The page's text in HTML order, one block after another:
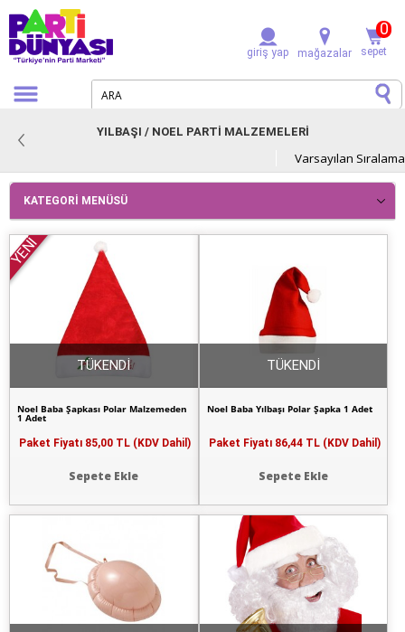
giriş yap mağazalar sepet
0
YILBAŞI / NOEL PARTİ MALZEMELERİ
KATEGORI MENÜSÜ
YENİ
Noel Baba Şapkası Polar Malzemeden
1 Adet
Paket Fiyatı 85,00 TL (KDV Dahil)
Sepete Ekle
TÜKENDİ
Noel Baba Yılbaşı Polar Şapka 1 Adet
Paket Fiyatı 86,44 TL (KDV Dahil)
Sepete Ekle
TÜKENDİ